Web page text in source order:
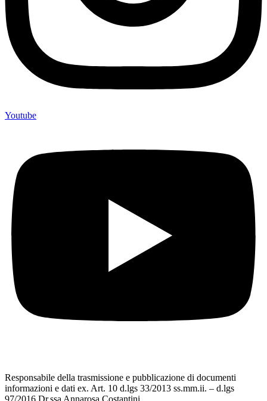
Youtube
Responsabile della trasmissione e pubblicazione di documenti
informazioni e dati ex. Art. 10 d.lgs 33/2013 ss.mm.ii. – d.lgs
97/2016 Dr.ssa Annarosa Costantini